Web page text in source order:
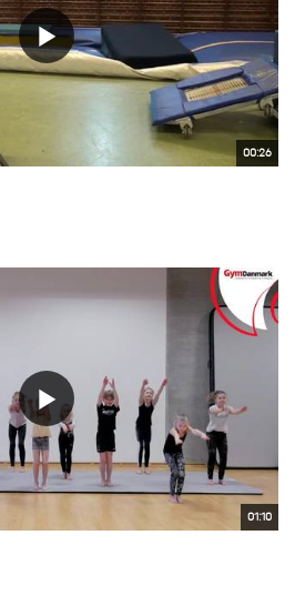
00:26
01:10